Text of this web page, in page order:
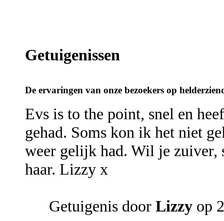
Getuigenissen
De ervaringen van onze bezoekers op
Evs is to the point, snel en
gehad. Soms kon ik het niet
weer gelijk had. Wil je zuiver,
haar. Lizzy x
Getuigenis door Lizzy op